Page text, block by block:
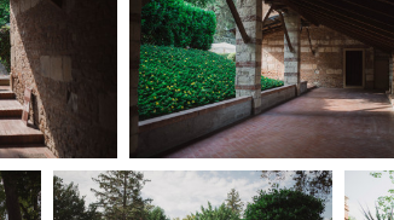
Cove - Erasmus +
che storia!
Grazia - Immagini e location della
di Paolo Sorrentino
Day
in TOur!
Lavora
Stage -
Elenco